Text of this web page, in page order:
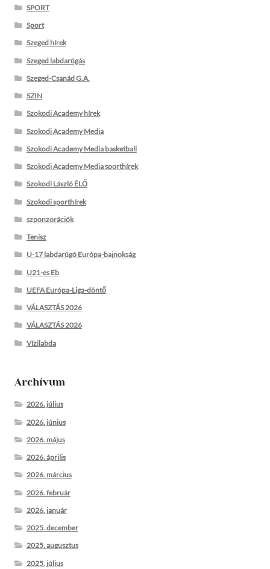
SPORT
Sport
Szeged hírek
Szeged labdarúgás
Szeged-Csanád G.A.
SZIN
Szokodi Academy hírek
Szokodi Academy Media
Szokodi Academy Media basketball
Szokodi Academy Media sporthírek
Szokodi László ÉLŐ
Szokodi sporthírek
szponzorációk
Tenisz
U-17 labdarúgó Európa-bajnokság
U21-es Eb
UEFA Európa-Liga-döntő
VÁLASZTÁS 2026
VÁLASZTÁS 2026
Vízilabda
Archívum
2026. július
2026. június
2026. május
2026. április
2026. március
2026. február
2026. január
2025. december
2025. augusztus
2025. július